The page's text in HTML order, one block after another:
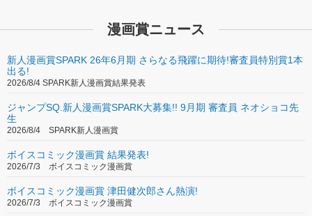
漫画賞ニュース
新人漫画賞SPARK 26年6月期 さらなる飛躍に期待!審査員特別賞1本
出る!
2026/8/4 SPARK新人漫画賞結果発表
ジャンプSQ.新人漫画賞SPARK大募集!! 9月期 審査員 ネオショコ先
生
2026/8/4 SPARK新人漫画賞
ボイスコミック漫画賞 結果発表!
2026/7/3 ボイスコミック漫画賞
ボイスコミック漫画賞 津田健次郎さん熱演!
2026/7/3 ボイスコミック漫画賞